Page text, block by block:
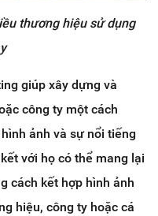
thương hiệu sử dụng
giúp xây dựng và
công ty một cách
ảnh và sự nổi tiếng
với họ có thể mang lại
cách kết hợp hình ảnh
hiệu, công ty hoặc cá